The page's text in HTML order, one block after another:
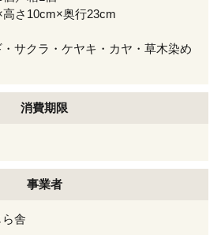
さ10cm×奥行23cm
サクラ・ケヤキ・カヤ・草木染め
消費期限
事業者
舎